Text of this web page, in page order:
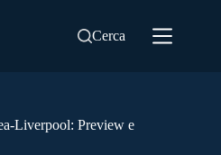
Cerca
Liverpool: Preview e